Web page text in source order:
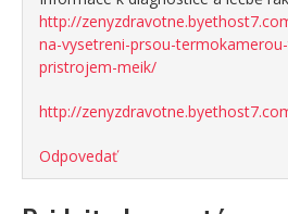
http://
na-vysetreni-prsou-
pristrojem-meik/
http://
Odpovedať